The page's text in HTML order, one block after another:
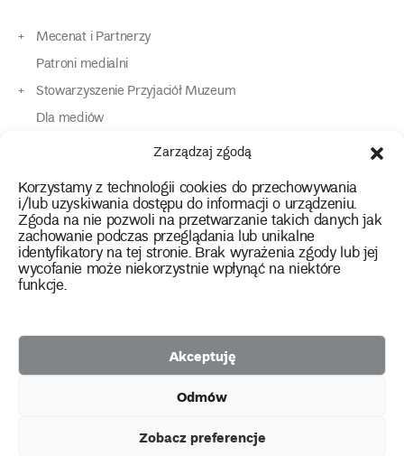
Zarządzaj zgodą
Korzystamy z technologii cookies do przechowywania
i/lub uzyskiwania dostępu do informacji o urządzeniu.
Zgoda na nie pozwoli na przetwarzanie takich danych jak
zachowanie podczas przeglądania lub unikalne
identyfikatory na tej stronie. Brak wyrażenia zgody lub jej
wycofanie może niekorzystnie wpłynąć na niektóre
funkcje.
Akceptuję
Odmów
Zobacz preferencje
Mecenat i Partnerzy
Patroni medialni
Stowarzyszenie Przyjaciół Muzeum
Dla mediów
Dla osób o specjalnych potrzebach
Kontakt
instagram
twitterfacebookyoutube
tiktok
2026 Copyright by Muzeum Narodowe we Wrocławiu
Polityka prywatności
Etnograficznego
Facebook
Racławickiej
facebook
Przyjaciół